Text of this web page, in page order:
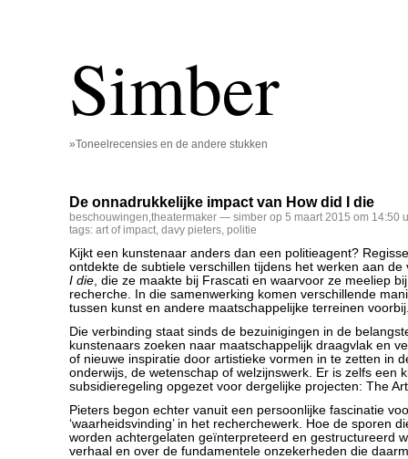
Simber
»Toneelrecensies en de andere stukken
De onnadrukkelijke impact van How did I die
beschouwingen,theatermaker — simber op 5 maart 2015 om 14:50
tags: art of impact, davy pieters, politie
Kijkt een kunstenaar anders dan een politieagent?
ontdekte de subtiele verschillen tijdens het werken aan
I die, die ze maakte bij Frascati en waarvoor ze meeliep
recherche. In die samenwerking komen verschillende
tussen kunst en andere maatschappelijke terreinen
Die verbinding staat sinds de bezuinigingen in de
kunstenaars zoeken naar maatschappelijk draagvlak en
of nieuwe inspiratie door artistieke vormen in te zetten in
onderwijs, de wetenschap of welzijnswerk. Er is zelfs een
subsidieregeling opgezet voor dergelijke projecten: The
Pieters begon echter vanuit een persoonlijke fascinatie
‘waarheidsvinding’ in het recherchewerk. Hoe de sporen
worden achtergelaten geïnterpreteerd en gestructureerd
verhaal en over de fundamentele onzekerheden die